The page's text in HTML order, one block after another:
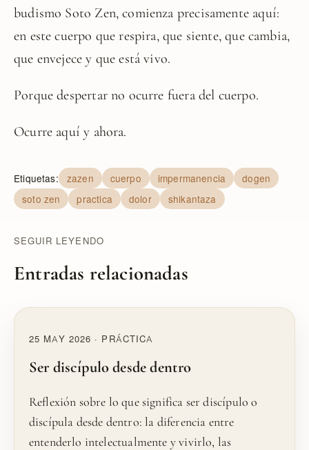
budismo Soto Zen, comienza precisamente aquí:
en este cuerpo que respira, que siente, que cambia,
que envejece y que está vivo.
Porque despertar no ocurre fuera del cuerpo.
Ocurre aquí y ahora.
Etiquetas: zazen cuerpo impermanencia
dogen
soto zen
practica dolor shikantaza
SEGUIR LEYENDO
Entradas relacionadas
25 MAY 2026 · PRÁCTICA
Ser discípulo desde dentro
Reflexión sobre lo que significa ser discípulo o
discípula desde dentro: la diferencia entre
entenderlo intelectualmente y vivirlo, las